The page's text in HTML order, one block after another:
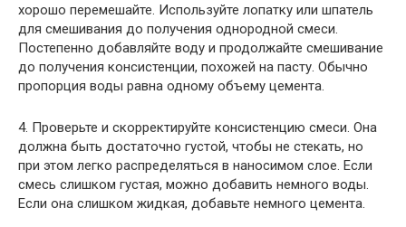
хорошо перемешайте. Используйте лопатку или шпатель
для смешивания до получения однородной смеси.
Постепенно добавляйте воду и продолжайте смешивание
до получения консистенции, похожей на пасту. Обычно
пропорция воды равна одному объему цемента.
4. Проверьте и скорректируйте консистенцию смеси. Она
должна быть достаточно густой, чтобы не стекать, но
при этом легко распределяться в наносимом слое. Если
смесь слишком густая, можно добавить немного воды.
Если она слишком жидкая, добавьте немного цемента.